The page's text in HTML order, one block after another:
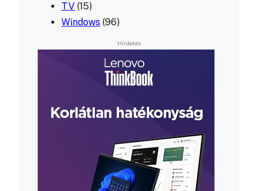
TV (15)
Windows (96)